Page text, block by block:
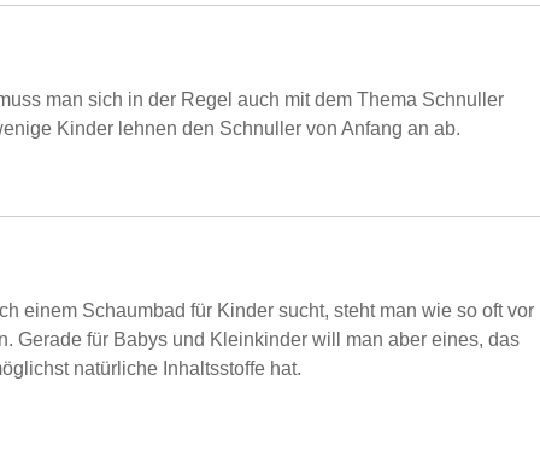
man sich in der Regel auch mit dem Thema Schnuller
Kinder lehnen den Schnuller von Anfang an ab.
einem Schaumbad für Kinder sucht, steht man wie so oft vor
Gerade für Babys und Kleinkinder will man aber eines, das
natürliche Inhaltsstoffe hat.